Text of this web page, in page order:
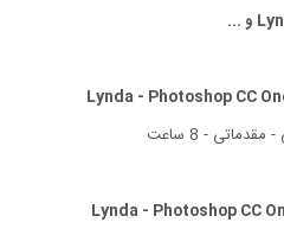
Lynda - Photoshop CC
- 8 ساعت
Lynda - Photoshop CC